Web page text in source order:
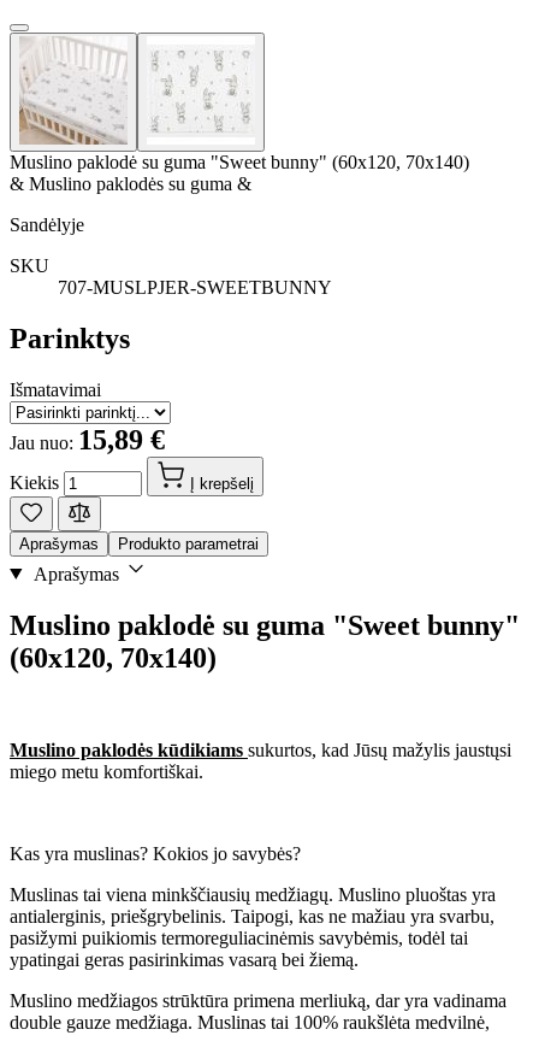
Muslino paklodė su guma "Sweet bunny" (60x120, 70x140)
& Muslino paklodės su guma &
Sandėlyje
SKU
707-MUSLPJER-SWEETBUNNY
Parinktys
Išmatavimai
Jau nuo: 15,89 €
Kiekis Į krepšelį
Aprašymas Produkto parametrai
Aprašymas
Muslino paklodė su guma "Sweet bunny"
(60x120, 70x140)
Muslino paklodės kūdikiams sukurtos, kad Jūsų mažylis jaustųsi
miego metu komfortiškai.
Kas yra muslinas? Kokios jo savybės?
Muslinas tai viena minkščiausių medžiagų. Muslino pluoštas yra
antialerginis, priešgrybelinis. Taipogi, kas ne mažiau yra svarbu,
pasižymi puikiomis termoreguliacinėmis savybėmis, todėl tai
ypatingai geras pasirinkimas vasarą bei žiemą.
Muslino medžiagos strūktūra primena merliuką, dar yra vadinama
double gauze medžiaga. Muslinas tai 100% raukšlėta medvilnė,